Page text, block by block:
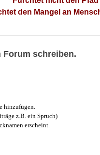
den Mangel an
Forum schreiben.
hinzufügen.
z.B. ein Spruch)
erscheint.